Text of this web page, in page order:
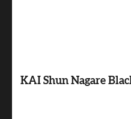
KAI Shun Nagare